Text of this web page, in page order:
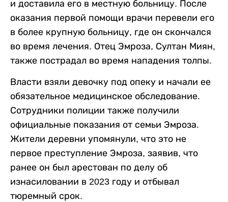
и доставила его в местную больницу. После
оказания первой помощи врачи перевели его
в более крупную больницу, где он скончался
во время лечения. Отец Эмроза, Султан Миян,
также пострадал во время нападения толпы.
Власти взяли девочку под опеку и начали ее
обязательное медицинское обследование.
Сотрудники полиции также получили
официальные показания от семьи Эмроза.
Жители деревни упомянули, что это не
первое преступление Эмроза, заявив, что
ранее он был арестован по делу об
изнасиловании в 2023 году и отбывал
тюремный срок.